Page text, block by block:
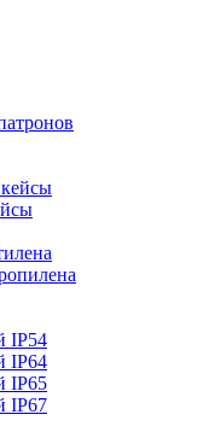
IP54
IP64
IP65
IP67